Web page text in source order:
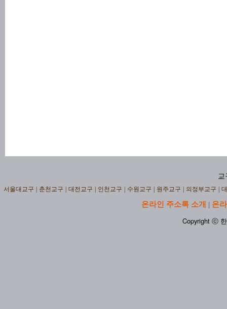
교
서울대교구 춘천교구 대전교구 인천교구 수원교구 원주교구 의정부교구
온라인 주소록 소개 | 온
Copyright ⓒ